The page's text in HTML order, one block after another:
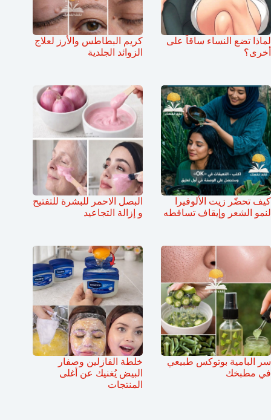
لماذا تضع النساء ساقاً على
أخرى؟
كريم البطاطس والأرز لعلاج
الزوائد الجلدية
كيف تحضّر زيت الألوفيرا
لنمو الشعر وإيقاف تساقطه
البصل الاحمر للبشرة للتفتيح
و إزالة التجاعيد
سر البامية بوتوكس طبيعي
في مطبخك
خلطة الفازلين وصفار
البيض يُغنيك عن أغلى
المنتجات